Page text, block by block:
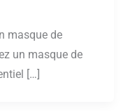
masque de
un masque de
[…]